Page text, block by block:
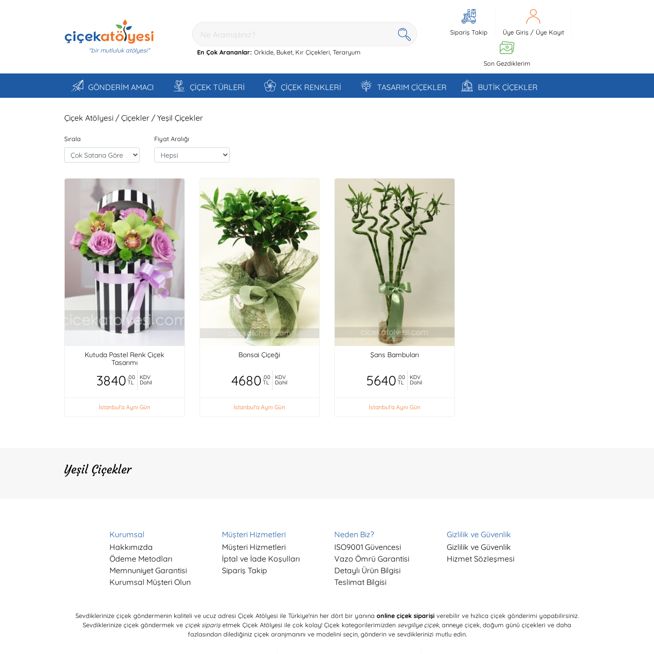
"bir mutluluk atölyesi" En Çok Arananlar: Orkide, Buket, Kır Çiçekleri, Teraryum
Sipariş Takip Üye Giriş/ Üye Kayıt
Son Gezdiklerim
GÖNDERİM AMACI ÇİÇEK TÜRLERİ ÇİÇEK RENKLERİ TASARIM ÇİÇEKLER BUTİK ÇİÇEKLER
Çiçek Atölyesi / Çiçekler / Yeşil Çiçekler
Sırala Fiyat Aralığı
Kutuda Pastel Renk Çiçek
Tasarımı
3840 ,00
TL
KDV
Dahil
İstanbul'a Aynı Gün
Bonsai Çiçeği
4680 ,00
TL
KDV
Dahil
İstanbul'a Aynı Gün
Şans Bambuları
5640 ,00
TL
KDV
Dahil
İstanbul'a Aynı Gün
Yeşil Çiçekler
Kurumsal
Hakkımızda
Ödeme Metodları
Memnuniyet Garantisi
Kurumsal Müşteri Olun
Müşteri Hizmetleri
Müşteri Hizmetleri
İptal ve İade Koşulları
Sipariş Takip
Neden Biz?
ISO9001 Güvencesi
Vazo Ömrü Garantisi
Detaylı Ürün Bilgisi
Teslimat Bilgisi
Gizlilik ve Güvenlik
Gizlilik ve Güvenlik
Hizmet Sözleşmesi
Sevdiklerinize çiçek göndermenin kaliteli ve ucuz adresi Çiçek Atölyesi ile Türkiye'nin her dört bir yanına online çiçek siparişi verebilir ve hızlıca çiçek gönderimi yapabilirsiniz.
Sevdiklerinize çiçek göndermek ve çiçek siparişetmek Çiçek Atölyesi ile çok kolay! Çiçek kategorilerimizden sevgiliye çiçek, anneye çiçek, doğum günü çiçekleri ve daha
fazlasından dilediğiniz çiçek aranjmanını ve modelini seçin, gönderin ve sevdiklerinizi mutlu edin.